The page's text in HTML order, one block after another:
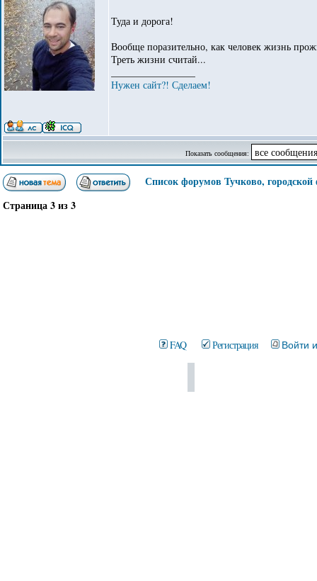
Туда и дорога!
Вообще поразительно, как человек жизнь
Треть жизни считай...
Нужен сайт?! Сделаем!
Показать сообщения:
Список форумов Тучково,
Страница3из3
FAQ Регистрация Войти